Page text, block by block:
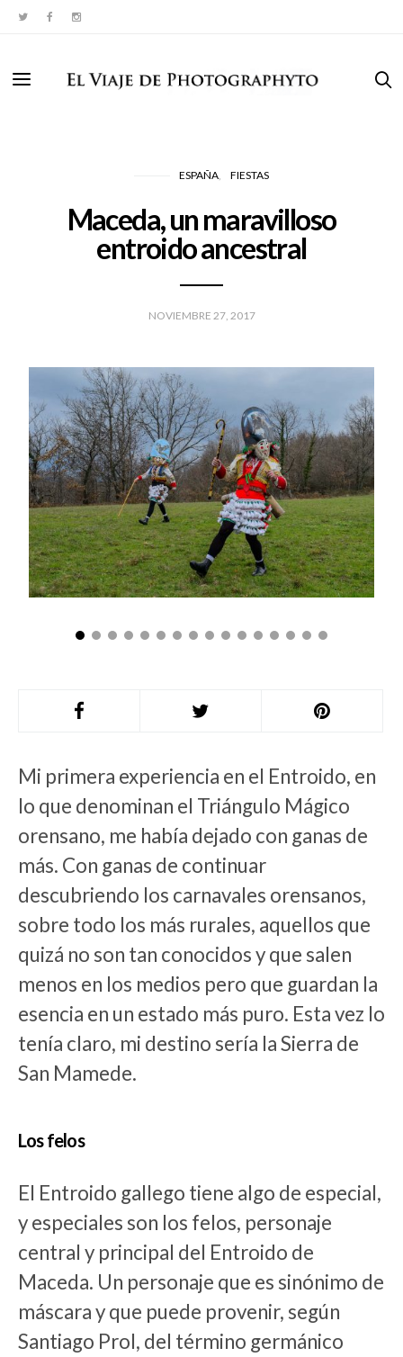
ESPAÑA FIESTAS
Maceda, un maravilloso
entroido ancestral
NOVIEMBRE 27, 2017
Mi primera experiencia en el Entroido, en
lo que denominan el Triángulo Mágico
orensano, me había dejado con ganas de
más. Con ganas de continuar
descubriendo los carnavales orensanos,
sobre todo los más rurales, aquellos que
quizá no son tan conocidos y que salen
menos en los medios pero que guardan la
esencia en un estado más puro. Esta vez lo
tenía claro, mi destino sería la Sierra de
San Mamede.
Los felos
El Entroido gallego tiene algo de especial,
y especiales son los felos, personaje
central y principal del Entroido de
Maceda. Un personaje que es sinónimo de
máscara y que puede provenir, según
Santiago Prol, del término germánico